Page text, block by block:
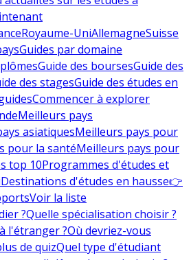
Royaume-UniAllemagneSuisse
Guides par domaine
Guide des boursesGuide des
des stagesGuide des études en
Commencer à explorer
Meilleurs pays
asiatiquesMeilleurs pays pour
pour la santéMeilleurs pays pour
top 10Programmes d'études et
Destinations d'études en hausse👉
Voir la liste
?Quelle spécialisation choisir ?
l'étranger ?Où devriez-vous
de quizQuel type d'étudiant